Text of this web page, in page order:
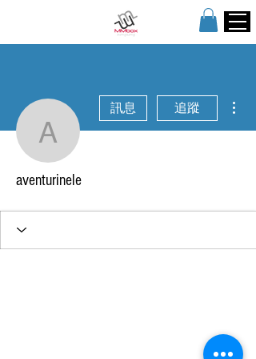
aventurinele
訊息 追蹤
aventurinele